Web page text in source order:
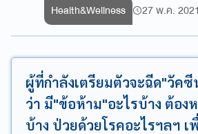
Health&Wellness 27 พ.ค.
ผู้ที่กำลังเตรียมตัวจะฉีด"วัค
ว่า มี"ข้อห้าม"อะไรบ้าง ต้อง
บ้าง ป่วยด้วยโรคอะไรฯลฯ